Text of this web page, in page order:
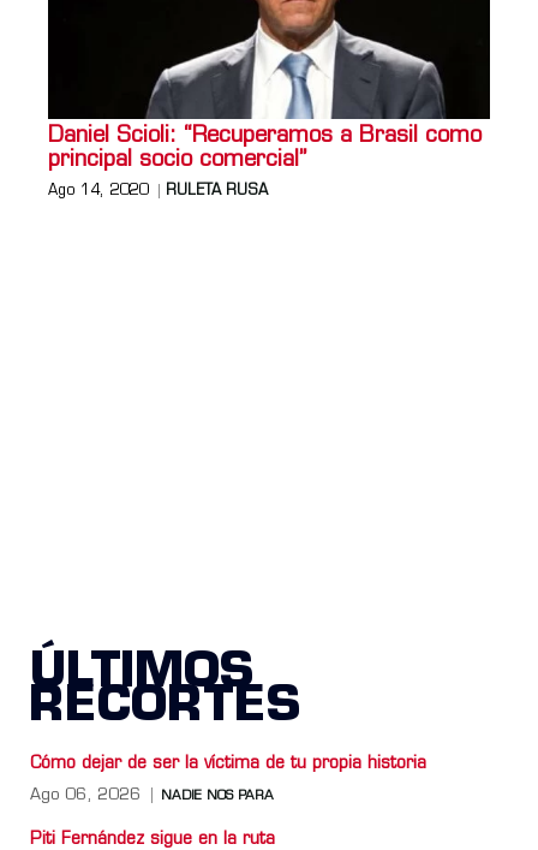
Daniel Scioli: “Recuperamos a Brasil como
principal socio comercial”
Ago 14, 2020 RULETA RUSA
ÚLTIMOS
RECORTES
Cómo dejar de ser la víctima de tu propia historia
Ago 06, 2026 NADIE NOS PARA
Piti Fernández sigue en la ruta